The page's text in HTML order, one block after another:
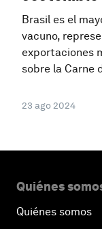
Brasil es el
vacuno,
exportaciones
sobre la Carne
23 ago 2024
Quiénes
Quiénes somos